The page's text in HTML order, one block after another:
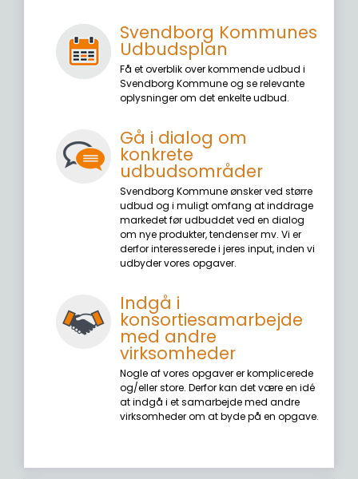
Svendborg Kommunes
Udbudsplan
Få et overblik over kommende udbud i
Svendborg Kommune og se relevante
oplysninger om det enkelte udbud.
Gå i dialog om
konkrete
udbudsområder
Svendborg Kommune ønsker ved større
udbud og i muligt omfang at inddrage
markedet før udbuddet ved en dialog
om nye produkter, tendenser mv. Vi er
derfor interesserede i jeres input, inden vi
udbyder vores opgaver.
Indgå i
konsortiesamarbejde
med andre
virksomheder
Nogle af vores opgaver er komplicerede
og/eller store. Derfor kan det være en idé
at indgå i et samarbejde med andre
virksomheder om at byde på en opgave.